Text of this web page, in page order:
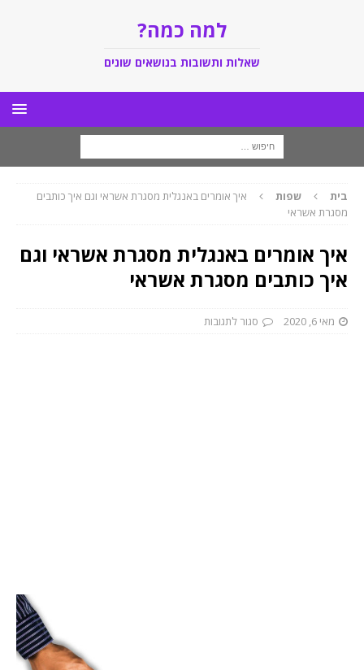
למה כמה?
שאלות ותשובות בנושאים שונים
בית שפות
איך אומרים באנגלית מסגרת אשראי וגם איך כותבים
מסגרת אשראי
איך אומרים באנגלית מסגרת אשראי וגם
איך כותבים מסגרת אשראי
מאי 6, 2020 סגור לתגובות